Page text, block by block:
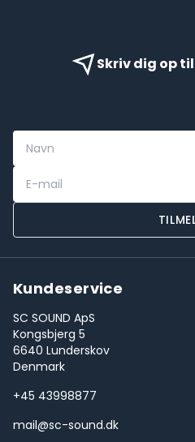
Skriv dig op
Kundeservice
SC SOUND ApS
Kongsbjerg 5
6640 Lunderskov
Denmark
+45 43998877
mail@sc-sound.dk